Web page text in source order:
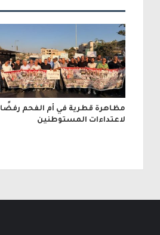
ن
ي
مظاهرة قطرية في أم الفحم رفضًا
لاعتداءات المستوطنين